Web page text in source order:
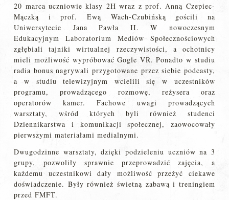
20 marca uczniowie klasy 2H wraz z prof. Anną Czepiec-
Mączką i prof. Ewą Wach-Czubińską gościli na
Uniwersytecie Jana Pawła II. W nowoczesnym
Edukacyjnym Laboratorium Mediów Społecznościowych
zgłębiali tajniki wirtualnej rzeczywistości, a ochotnicy
mieli możliwość wypróbować Gogle VR. Ponadto w studiu
radia bonus nagrywali przygotowane przez siebie podcasty,
a w studiu telewizyjnym wcielili się w uczestników
programu, prowadzącego rozmowę, reżysera oraz
operatorów kamer. Fachowe uwagi prowadzących
warsztaty, wśród których byli również studenci
Dziennikarstwa i komunikacji społecznej, zaowocowały
pierwszymi materiałami medialnymi.
Dwugodzinne warsztaty, dzięki podzieleniu uczniów na 3
grupy, pozwoliły sprawnie przeprowadzić zajęcia, a
każdemu uczestnikowi dały możliwość przeżyć ciekawe
doświadczenie. Były również świetną zabawą i treningiem
przed FMFT.